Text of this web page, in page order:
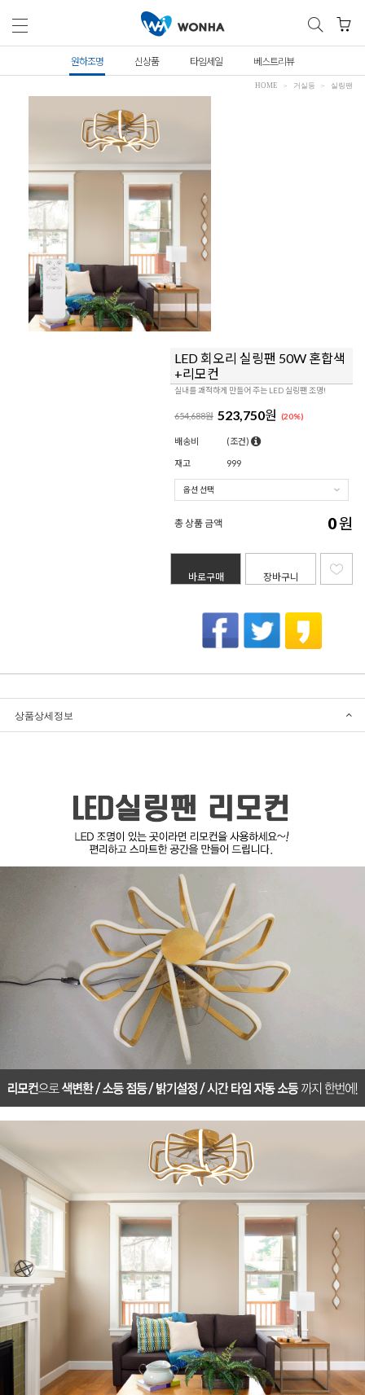
원하조명 신상품 타임세일 베스트리뷰
HOME 거실등 실링팬
LED 회오리 실링팬 50W 혼합색
+리모컨
실내를 쾌적하게 만들어 주는 LED 실링팬 조명!
654,688원 523,750원 (20%)
배송비 (조건)
재고 999
총 상품 금액 0원
바로구매 장바구니
상품상세정보